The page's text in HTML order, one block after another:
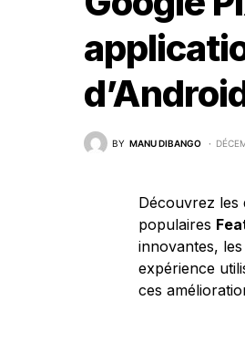
BY MANU DIBANGO
Découvrez les
populaires
innovantes,
expérience
ces